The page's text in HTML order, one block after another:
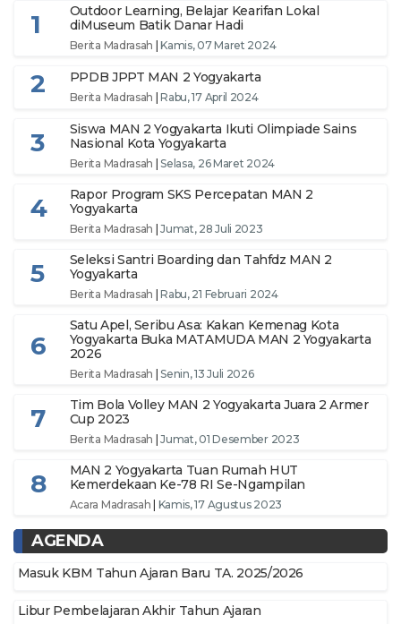
1
Outdoor Learning, Belajar Kearifan Lokal
diMuseum Batik Danar Hadi
Berita Madrasah |Kamis, 07 Maret 2024
2 PPDB JPPT MAN 2 Yogyakarta
Berita Madrasah |Rabu, 17 April 2024
3
Siswa MAN 2 Yogyakarta Ikuti Olimpiade Sains
Nasional Kota Yogyakarta
Berita Madrasah |Selasa, 26 Maret 2024
4
Rapor Program SKS Percepatan MAN 2
Yogyakarta
Berita Madrasah |Jumat, 28 Juli 2023
5
Seleksi Santri Boarding dan Tahfdz MAN 2
Yogyakarta
Berita Madrasah |Rabu, 21 Februari 2024
6
Satu Apel, Seribu Asa: Kakan Kemenag Kota
Yogyakarta Buka MATAMUDA MAN 2 Yogyakarta
2026
Berita Madrasah |Senin, 13 Juli 2026
7
Tim Bola Volley MAN 2 Yogyakarta Juara 2 Armer
Cup 2023
Berita Madrasah |Jumat, 01 Desember 2023
8
MAN 2 Yogyakarta Tuan Rumah HUT
Kemerdekaan Ke-78 RI Se-Ngampilan
Acara Madrasah Kamis, 17 Agustus 2023
AGENDA
Masuk KBM Tahun Ajaran Baru TA. 2025/2026
Libur Pembelajaran Akhir Tahun Ajaran